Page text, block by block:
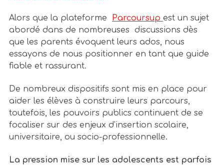
Alors que la plateforme Parcoursup est un sujet
abordé dans de nombreuses discussions dès
que les parents évoquent leurs ados, nous
essayons de nous positionner en tant que guide
fiable et rassurant.
De nombreux dispositifs sont mis en place pour
aider les élèves à construire leurs parcours,
toutefois, les pouvoirs publics continuent de se
focaliser sur des enjeux d’insertion scolaire,
universitaire, ou socio-professionnelle.
La pression mise sur les adolescents est parfois